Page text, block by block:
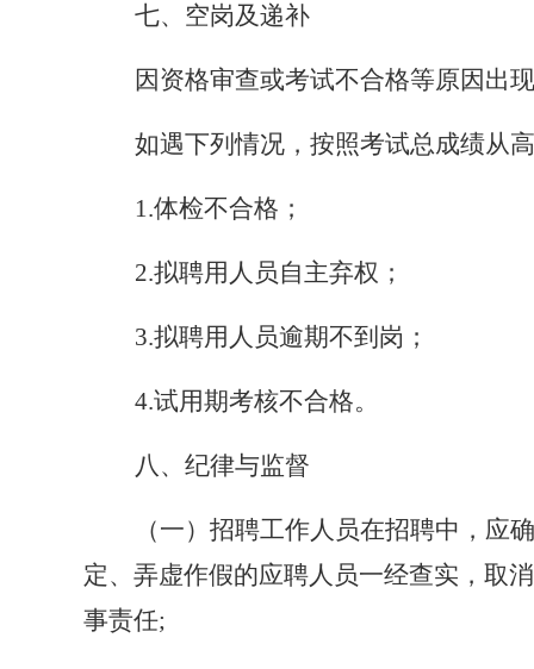
七、空岗及递补
因资格审查或考试不合格等原因出
如遇下列情况，按照考试总成绩从
1.体检不合格；
2.拟聘用人员自主弃权；
3.拟聘用人员逾期不到岗；
4.试用期考核不合格。
八、纪律与监督
（一）招聘工作人员在招聘中，
定、弄虚作假的应聘人员一经查实，取
事责任;